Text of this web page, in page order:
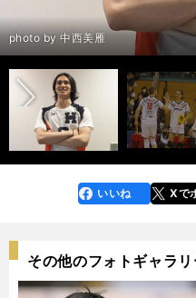
photo by 中西美雁
後編：芸能事務所からスカウトも
キルアップ」＞＞
前へ
faceboo
k
いいね Xで
その他のフォトギャラリ